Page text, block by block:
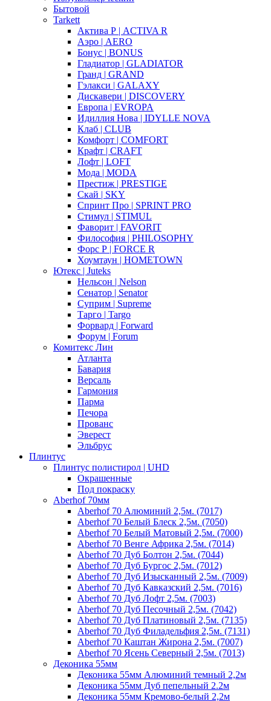
Бытовой
Tarkett
Актива Р | ACTIVA R
Аэро | AERO
Бонус | BONUS
Гладиатор | GLADIATOR
Гранд | GRAND
Гэлакси | GALAXY
Дискавери | DISCOVERY
Европа | EVROPA
Идиллия Нова | IDYLLE NOVA
Клаб | CLUB
Комфорт | COMFORT
Крафт | CRAFT
Лофт | LOFT
Мода | MODA
Престиж | PRESTIGE
Скай | SKY
Спринт Про | SPRINT PRO
Стимул | STIMUL
Фаворит | FAVORIT
Философия | PHILOSOPHY
Форс Р | FORCE R
Хоумтаун | HOMETOWN
Ютекс | Juteks
Нельсон | Nelson
Сенатор | Senator
Суприм | Supreme
Тарго | Targo
Форвард | Forward
Форум | Forum
Комитекс Лин
Атланта
Бавария
Версаль
Гармония
Парма
Печора
Прованс
Эверест
Эльбрус
Плинтус
Плинтус полистирол | UHD
Окрашенные
Под покраску
Aberhof 70мм
Aberhof 70 Алюминий 2,5м. (7017)
Aberhof 70 Белый Блеск 2,5м. (7050)
Aberhof 70 Белый Матовый 2,5м. (7000)
Aberhof 70 Венге Африка 2,5м. (7014)
Aberhof 70 Дуб Болтон 2,5м. (7044)
Aberhof 70 Дуб Бургос 2,5м. (7012)
Aberhof 70 Дуб Изысканный 2,5м. (7009)
Aberhof 70 Дуб Кавказский 2,5м. (7016)
Aberhof 70 Дуб Лофт 2,5м. (7003)
Aberhof 70 Дуб Песочный 2,5м. (7042)
Aberhof 70 Дуб Платиновый 2,5м. (7135)
Aberhof 70 Дуб Филадельфия 2,5м. (7131)
Aberhof 70 Каштан Жирона 2,5м. (7007)
Aberhof 70 Ясень Северный 2,5м. (7013)
Деконика 55мм
Деконика 55мм Алюминий темный 2,2м
Деконика 55мм Дуб пепельный 2.2м
Деконика 55мм Кремово-белый 2,2м